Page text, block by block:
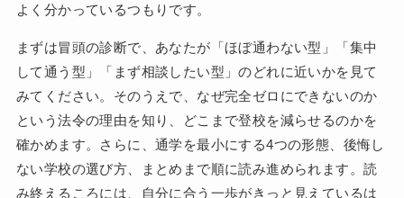
よく分かっているつもりです。
まずは冒頭の診断で、あなたが「ほぼ通わない型」「集中
して通う型」「まず相談したい型」のどれに近いかを見て
みてください。そのうえで、なぜ完全ゼロにできないのか
という法令の理由を知り、どこまで登校を減らせるのかを
確かめます。さらに、通学を最小にする4つの形態、後悔し
ない学校の選び方、まとめまで順に読み進められます。読
み終えるころには、自分に合う一歩がきっと見えているは